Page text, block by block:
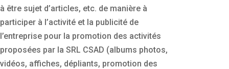
à être sujet d’articles, etc. de manière à
participer à l’activité et la publicité de
l’entreprise pour la promotion des activités
proposées par la SRL CSAD (albums photos,
vidéos, affiches, dépliants, promotion des